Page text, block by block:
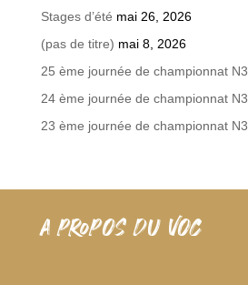
Stages d’été mai 26, 2026
(pas de titre) mai 8, 2026
25 ème journée de championnat N3
24 ème journée de championnat N3
23 ème journée de championnat N3
A PROPOS DU VOC